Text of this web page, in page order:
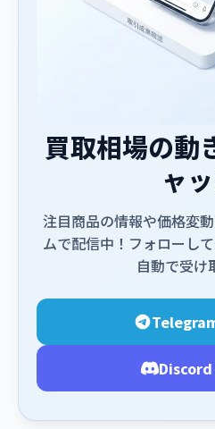
買取相場の動
ャ
注目商品の情報や価格変
ムで配信中！フォローし
自動で受け
Discord